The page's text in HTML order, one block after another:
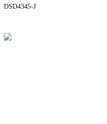
DSD4345-J